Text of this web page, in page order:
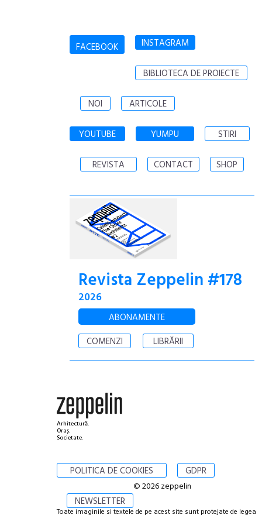
FACEBOOK INSTAGRAM
BIBLIOTECA DE PROIECTE
NOI ARTICOLE
YOUTUBE YUMPU STIRI
REVISTA CONTACT SHOP
Revista Zeppelin #178
2026
ABONAMENTE
COMENZI
LIBRĂRII
Arhitectură.
Oraș.
Societate.
POLITICA DE COOKIES GDPR
NEWSLETTER
© 2026 zeppelin
Toate imaginile si textele de pe acest site sunt protejate de legea